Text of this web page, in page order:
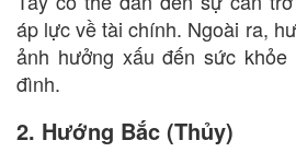
áp lực về tài chính. Ngoài ra,
ảnh hưởng xấu đến sức
đình.
2. Hướng Bắc (Thủy)